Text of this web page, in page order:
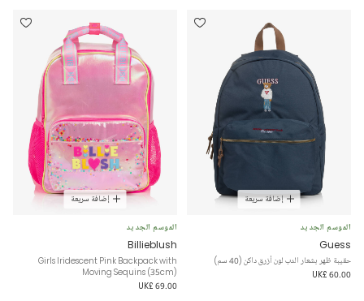
إضافة سريعة
الموسم الجديد
Guess
حقيبة ظهر بشعار الدب لون أزرق داكن (40 سم)
UK£ 60.00
إضافة سريعة
الموسم الجديد
Billieblush
Girls Iridescent Pink Backpack with
Moving Sequins (35cm)
UK£ 69.00